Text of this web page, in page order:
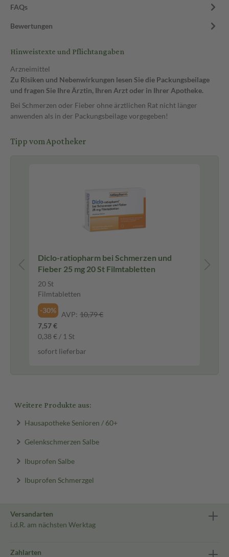
FAQs
Bewertungen
Hinweistexte und Pflichtangaben
Arzneimittel
Zu Risiken und Nebenwirkungen lesen Sie die Packungsbeilage
und fragen Sie Ihre Ärztin, Ihren Arzt oder in Ihrer Apotheke.
Bei Schmerzen oder Fieber ohne ärztlichen Rat nicht länger
anwenden als in der Packungsbeilage vorgegeben!
Tipp vom Apotheker
Diclo-ratiopharm bei Schmerzen und
Fieber 25 mg 20 St Filmtabletten
20 St
Filmtabletten
-30%
AVP: 10,79 €
7,57 €
0,38 € / 1 St
sofort lieferbar
Weitere Produkte aus:
Hausapotheke Senioren / 60+
Gelenkschmerzen Salbe
Ibuprofen Salbe
Ibuprofen Schmerzgel
Versandarten
i.d.R. am nächsten Werktag
Zahlarten